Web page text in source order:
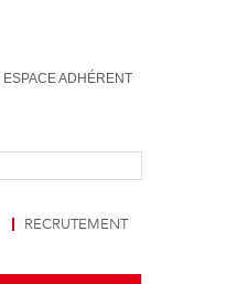
ESPACE ADHÉRENT
RECRUTEMENT